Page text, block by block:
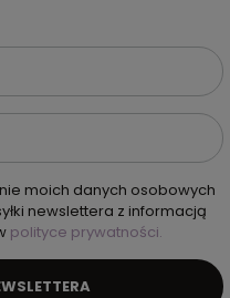
moich danych osobowych
newslettera z informacją
polityce prywatności.